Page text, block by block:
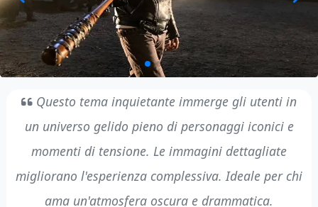
Questo tema inquietante immerge gli utenti in
un universo gelido pieno di personaggi iconici e
momenti di tensione. Le immagini dettagliate
migliorano l'esperienza complessiva. Ideale per chi
ama un'atmosfera oscura e drammatica.